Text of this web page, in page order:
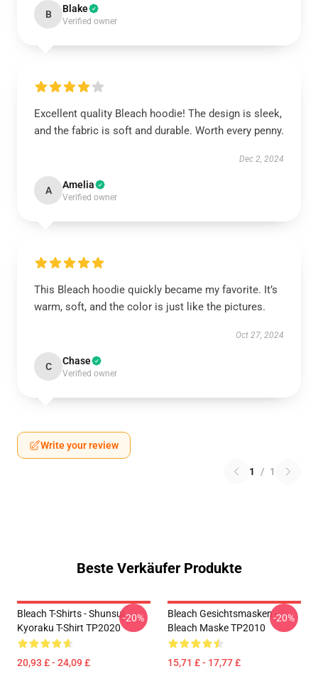
B Blake
Verified owner
Excellent quality Bleach hoodie! The design is sleek,
and the fabric is soft and durable. Worth every penny.
Dec 2, 2024
A Amelia
Verified owner
This Bleach hoodie quickly became my favorite. It’s
warm, soft, and the color is just like the pictures.
Oct 27, 2024
C Chase
Verified owner
Write your review
1 / 1
Beste Verkäufer Produkte
Bleach T-Shirts - Shunsui
Kyoraku T-Shirt TP2020
20,93 £ - 24,09 £
-20%
Bleach Gesichtsmasken -
Bleach Maske TP2010
15,71 £ - 17,77 £
-20%